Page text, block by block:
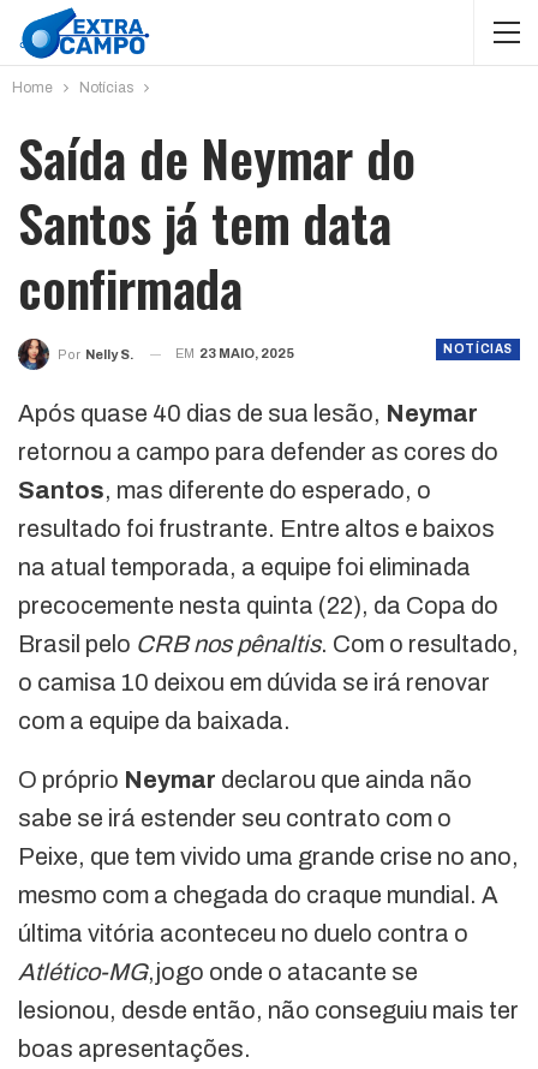
Home Notícias
Saída de Neymar do
Santos já tem data
confirmada
NOTÍCIAS
Por Nelly S. EM 23 MAIO, 2025
Após quase 40 dias de sua lesão, Neymar
retornou a campo para defender as cores do
Santos, mas diferente do esperado, o
resultado foi frustrante. Entre altos e baixos
na atual temporada, a equipe foi eliminada
precocemente nesta quinta (22), da Copa do
Brasil pelo CRB nos pênaltis. Com o resultado,
o camisa 10 deixou em dúvida se irá renovar
com a equipe da baixada.
O próprio Neymar declarou que ainda não
sabe se irá estender seu contrato com o
Peixe, que tem vivido uma grande crise no ano,
mesmo com a chegada do craque mundial. A
última vitória aconteceu no duelo contra o
Atlético-MG,jogo onde o atacante se
lesionou, desde então, não conseguiu mais ter
boas apresentações.